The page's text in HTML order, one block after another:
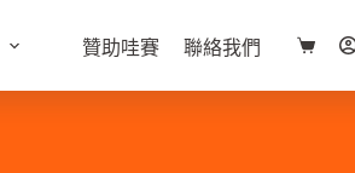
贊助哇賽 聯絡我們
購
物